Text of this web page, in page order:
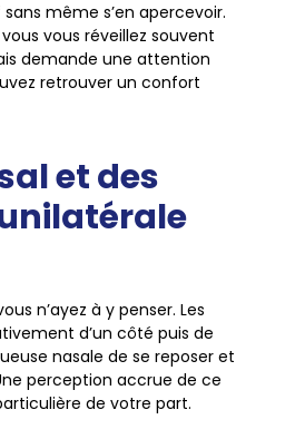
même s’en apercevoir.
vous réveillez souvent
demande une attention
retrouver un confort
et des
n’ayez à y penser. Les
d’un côté puis de
nasale de se reposer et
perception accrue de ce
de votre part.